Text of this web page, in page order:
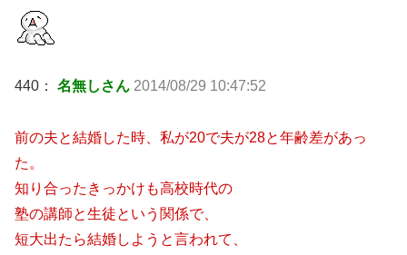
440： 名無しさん 2014/08/29 10:47:52
前の夫と結婚した時、私が20で夫が28と年齢差があっ
た。
知り合ったきっかけも高校時代の
塾の講師と生徒という関係で、
短大出たら結婚しようと言われて、